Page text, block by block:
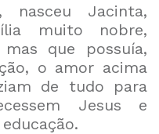
nasceu Jacinta,
muito nobre,
que possuía,
o amor acima
de tudo para
Jesus e